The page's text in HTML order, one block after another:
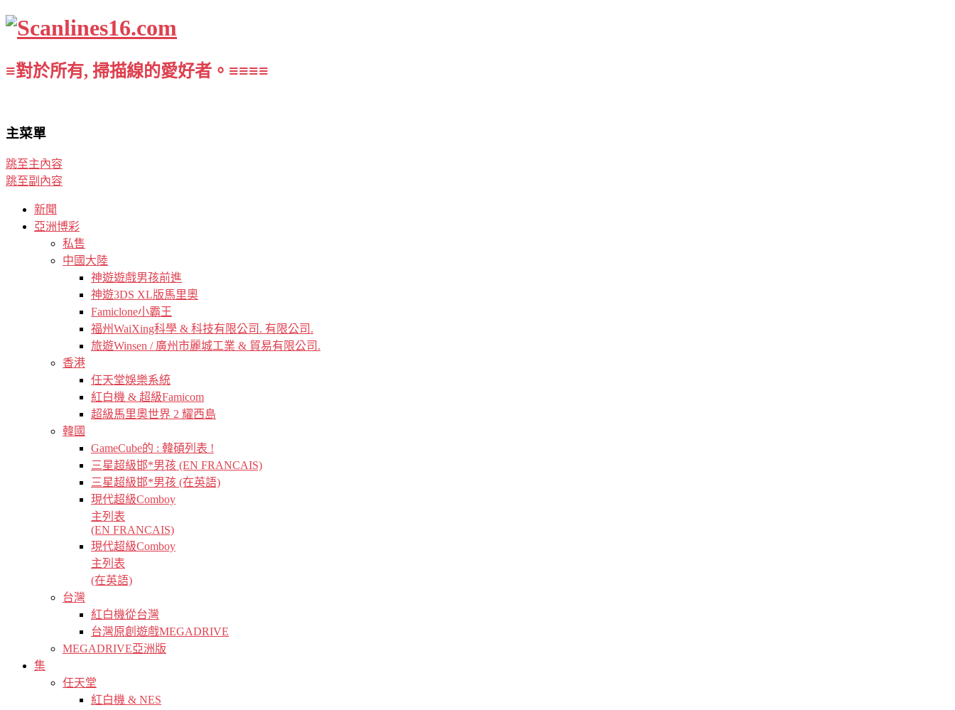
≡對於所有, 掃描線的愛好者。≡≡≡≡
主菜單
跳至主內容
跳至副內容
新聞
亞洲博彩
私售
中國大陸
神遊遊戲男孩前進
神遊3DS XL版馬里奧
Famiclone小霸王
福州WaiXing科學 & 科技有限公司. 有限公司.
旅遊Winsen / 廣州市麗城工業 & 貿易有限公司.
香港
任天堂娛樂系統
紅白機 & 超級Famicom
超級馬里奧世界 2 耀西島
韓國
GameCube的 : 韓碩列表 !
三星超級邯*男孩 (EN FRANCAIS)
三星超級邯*男孩 (在英語)
現代超級Comboy
主列表
(EN FRANCAIS)
現代超級Comboy
主列表
(在英語)
台灣
紅白機從台灣
台灣原創遊戲MEGADRIVE
MEGADRIVE亞洲版
集
任天堂
紅白機 & NES